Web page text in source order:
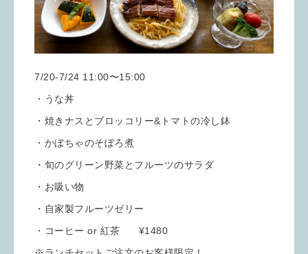
7/20-7/24 11:00〜15:00
・うな丼
・焼きナスとブロッコリー&トマトの冷し鉢
・かぼちゃのそぼろ煮
・旬のグリーン野菜とフルーツのサラダ
・お吸い物
・自家製フルーツゼリー
・コーヒー or 紅茶 ¥1480